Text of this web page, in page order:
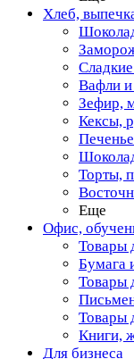
Хлеб,
Вафли
Зефир,
Кексы,
Печенье
Торты,
Еще
Офис,
Товары
Бумага
Товары
Товары
Книги,
Для бизнеса